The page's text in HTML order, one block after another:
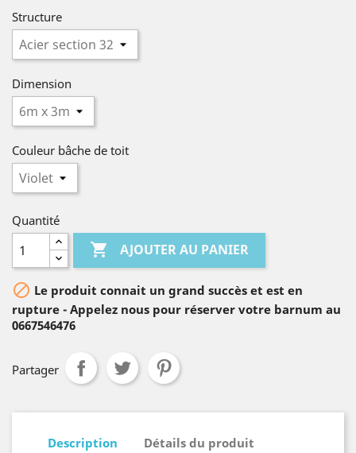
Structure
Dimension
Couleur bâche de toit
Quantité
 AJOUTER AU PANIER
 Le produit connait un grand succès et est en
rupture - Appelez nous pour réserver votre barnum au
0667546476
Partager
Description Détails du produit